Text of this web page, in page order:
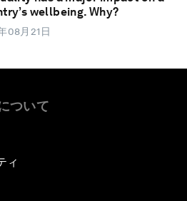
wellbeing. Why?
08月21日
ついて
ィ